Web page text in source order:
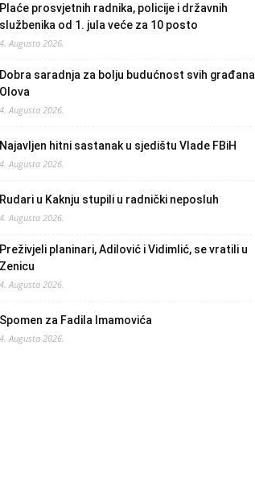
Plaće prosvjetnih radnika, policije i državnih
službenika od 1. jula veće za 10 posto
4. Augusta 2026.
Dobra saradnja za bolju budućnost svih građana
Olova
4. Augusta 2026.
Najavljen hitni sastanak u sjedištu Vlade FBiH
4. Augusta 2026.
Rudari u Kaknju stupili u radnički neposluh
4. Augusta 2026.
Preživjeli planinari, Adilović i Vidimlić, se vratili u
Zenicu
4. Augusta 2026.
Spomen za Fadila Imamovića
4. Augusta 2026.